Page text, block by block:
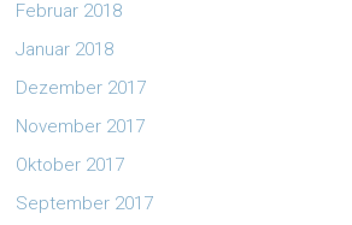
Februar 2018
Januar 2018
Dezember 2017
November 2017
Oktober 2017
September 2017